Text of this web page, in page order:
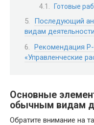
Готовые
Последующий
видам деятельности
Рекомендация
«Управленческие
Основные
обычным видам
Обратите внимание на